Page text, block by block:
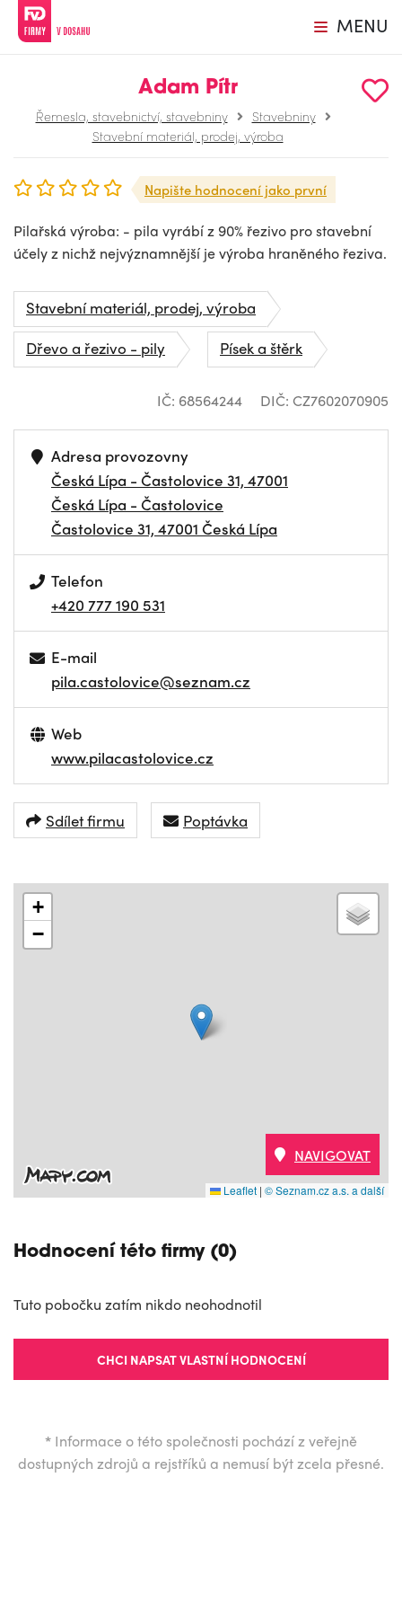
MENU
Adam Pítr
Řemesla, stavebnictví, stavebniny
Stavebniny
Stavební materiál, prodej, výroba
Napište hodnocení jako první
Pilařská výroba: - pila vyrábí z 90% řezivo pro stavební
účely z nichž nejvýznamnější je výroba hraněného řeziva.
Stavební materiál, prodej, výroba
Dřevo a řezivo - pily
Písek a štěrk
IČ: 68564244 DIČ: CZ7602070905
Adresa provozovny
Česká Lípa - Častolovice 31, 47001
Česká Lípa - Častolovice
Častolovice 31, 47001 Česká Lípa
Telefon
+420 777 190 531
E-mail
pila.castolovice@seznam.cz
Web
www.pilacastolovice.cz
Sdílet firmu Poptávka
+
−
Leaflet | © Seznam.cz a.s. a další
NAVIGOVAT
Hodnocení této firmy (0)
Tuto pobočku zatím nikdo neohodnotil
CHCI NAPSAT VLASTNÍ HODNOCENÍ
* Informace o této společnosti pochází z veřejně
dostupných zdrojů a rejstříků a nemusí být zcela přesné.